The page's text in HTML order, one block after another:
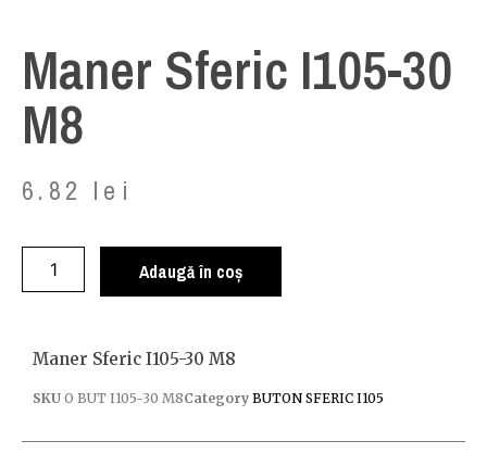
Maner Sferic I105-30
M8
6.82 lei
Adaugă în coș
Maner Sferic I105-30 M8
SKU O BUT I105-30 M8Category BUTON SFERIC I105